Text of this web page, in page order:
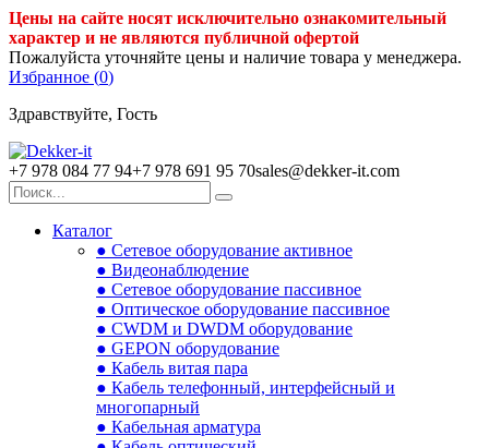
Цены на сайте носят исключительно ознакомительный
характер и не являются публичной офертой
Пожалуйста уточняйте цены и наличие товара у менеджера.
Избранное (0)
Здравствуйте, Гость
+7 978 084 77 94+7 978 691 95 70sales@dekker-it.com
Каталог
● Сетевое оборудование активное
● Видеонаблюдение
● Сетевое оборудование пассивное
● Оптическое оборудование пассивное
● CWDM и DWDM оборудование
● GEPON оборудование
● Кабель витая пара
● Кабель телефонный, интерфейсный и
многопарный
● Кабельная арматура